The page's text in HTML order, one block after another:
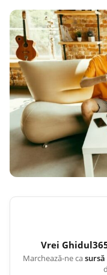
Vrei
Marchează-ne ca